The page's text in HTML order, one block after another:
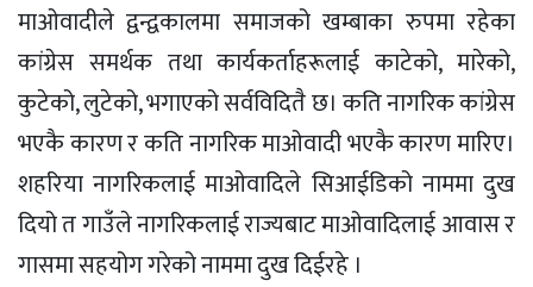
माओवादीले द्वन्द्वकालमा समाजको खम्बाका रुपमा रहेका
कांग्रेस समर्थक तथा कार्यकर्ताहरूलाई काटेको, मारेको,
कुटेको, लुटेको, भगाएको सर्वविदितै छ। कति नागरिक कांग्रेस
भएकै कारण र कति नागरिक माओवादी भएकै कारण मारिए।
शहरिया नागरिकलाई माओवादिले सिआईडिको नाममा दुख
दियो त गाउँले नागरिकलाई राज्यबाट माओवादिलाई आवास र
गासमा सहयोग गरेको नाममा दुख दिईरहे ।